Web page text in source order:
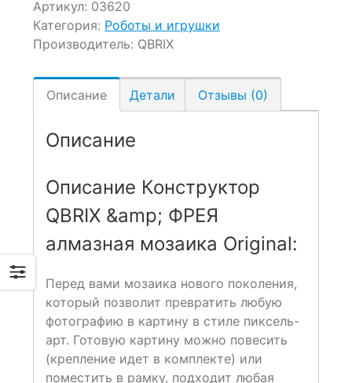
Артикул: 03620
Категория: Роботы и игрушки
Производитель: QBRIX
Описание Детали Отзывы (0)
Описание
Описание Конструктор
QBRIX &amp; ФРЕЯ
алмазная мозаика Original:
Перед вами мозаика нового поколения,
который позволит превратить любую
фотографию в картину в стиле пиксель-
арт. Готовую картину можно повесить
(крепление идет в комплекте) или
поместить в рамку, подходит любая